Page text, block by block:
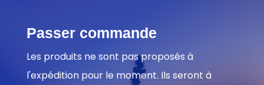
Passer commande
Les produits ne sont pas proposés à
l'expédition pour le moment. Ils seront à